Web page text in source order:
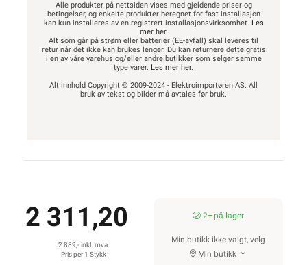
Alle produkter på nettsiden vises med gjeldende priser og
betingelser, og enkelte produkter beregnet for fast installasjon
kan kun installeres av en registrert installasjonsvirksomhet. Les
mer her.
Alt som går på strøm eller batterier (EE-avfall) skal leveres til
retur når det ikke kan brukes lenger. Du kan returnere dette gratis
i en av våre varehus og/eller andre butikker som selger samme
type varer. Les mer her.
Alt innhold Copyright © 2009-2024 - Elektroimportøren AS. All
bruk av tekst og bilder må avtales før bruk.
2 311,20
2 889,- inkl. mva.
Pris per 1 Stykk
2± på lager
Min butikk ikke valgt, velg
Min butikk